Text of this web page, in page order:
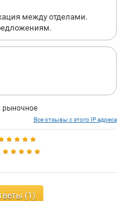
между отделами.
рыночное
Все отзывы с этого IP адреса
(1)